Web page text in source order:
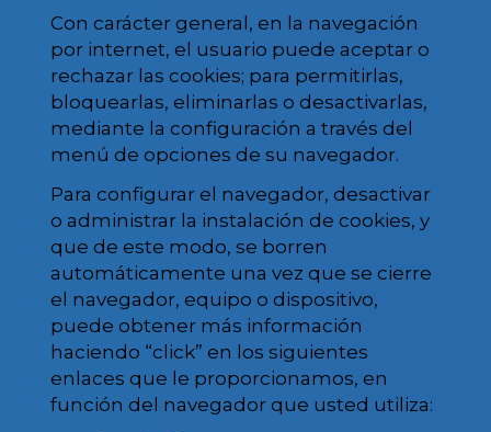
Con carácter general, en la navegación
por internet, el usuario puede aceptar o
rechazar las cookies; para permitirlas,
bloquearlas, eliminarlas o desactivarlas,
mediante la configuración a través del
menú de opciones de su navegador.
Para configurar el navegador, desactivar
o administrar la instalación de cookies, y
que de este modo, se borren
automáticamente una vez que se cierre
el navegador, equipo o dispositivo,
puede obtener más información
haciendo “click” en los siguientes
enlaces que le proporcionamos, en
función del navegador que usted utiliza: